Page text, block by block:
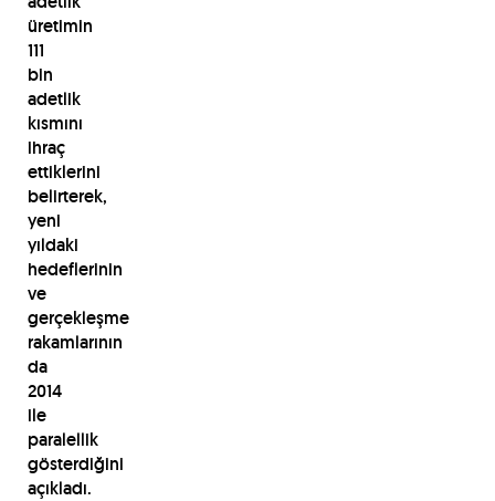
üretimin
111
bin
adetlik
kısmını
ihraç
ettiklerini
belirterek,
yeni
yıldaki
hedeflerinin
ve
gerçekleşme
rakamlarının
da
2014
ile
paralellik
gösterdiğini
açıkladı.